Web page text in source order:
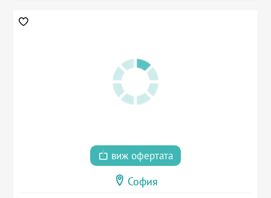
виж офертата
София